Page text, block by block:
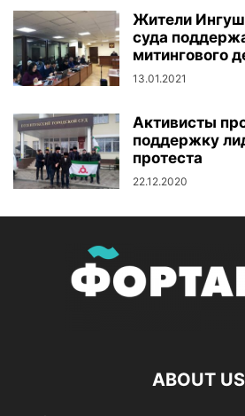
Жители
суда
митингового
13.01.2021
Активисты
поддержку
протеста
22.12.2020
ABOUT US